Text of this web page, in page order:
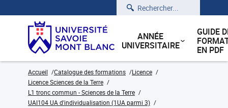
Rechercher
ANNÉE
UNIVERSITAIRE
GUIDE
EN PDF
Accueil Catalogue des formations
Licence
Licence Sciences de la Terre
L1 tronc commun - Sciences de la Terre
UAI104 UA d'individualisation (1UA parmi 3)